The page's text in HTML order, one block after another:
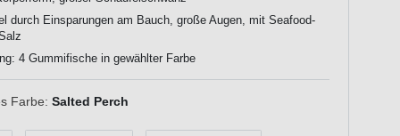
durch Einsparungen am Bauch, große Augen, mit Seafood-
4 Gummifische in gewählter Farbe
Farbe: Salted Perch